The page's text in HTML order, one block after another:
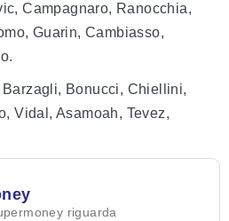
Campagnaro, Ranocchia,
Guarin, Cambiasso,
Bonucci, Chiellini,
Vidal, Asamoah, Tevez,
riguarda